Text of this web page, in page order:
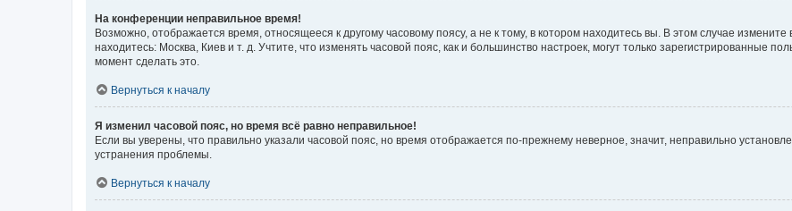
На конференции неправильное время!
Возможно, отображается время, относящееся к другому часовому поясу, а не к тому, в котором находитесь вы. В этом случае
находитесь: Москва, Киев и т. д. Учтите, что изменять часовой пояс, как и большинство настроек, могут только зарегистрированные
момент сделать это.
Вернуться к началу
Я изменил часовой пояс, но время всё равно неправильное!
Если вы уверены, что правильно указали часовой пояс, но время отображается по-прежнему неверное, значит, неправильно
устранения проблемы.
Вернуться к началу